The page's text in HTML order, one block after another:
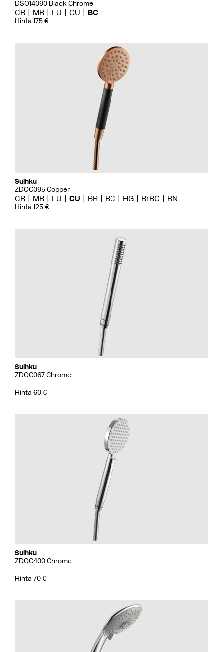
DSO14090 Black Chrome
CR MB LU CU BC
Hinta 175 €
Suihku
ZDOC095 Copper
CR MB LU CU BR BC HG BrBC BN
Hinta 125 €
Suihku
ZDOC067 Chrome
Hinta 60 €
Suihku
ZDOC400 Chrome
Hinta 70 €